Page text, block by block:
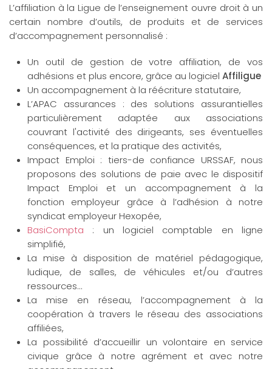
L’affiliation à la Ligue de l’enseignement ouvre droit à un
certain nombre d’outils, de produits et de services
d’accompagnement personnalisé :
Un outil de gestion de votre affiliation, de vos
adhésions et plus encore, grâce au logiciel Affiligue
Un accompagnement à la réécriture statutaire,
L’APAC assurances : des solutions assurantielles
particulièrement adaptée aux associations
couvrant l'activité des dirigeants, ses éventuelles
conséquences, et la pratique des activités,
Impact Emploi : tiers-de confiance URSSAF, nous
proposons des solutions de paie avec le dispositif
Impact Emploi et un accompagnement à la
fonction employeur grâce à l’adhésion à notre
syndicat employeur Hexopée,
BasiCompta : un logiciel comptable en ligne
simplifié,
La mise à disposition de matériel pédagogique,
ludique, de salles, de véhicules et/ou d’autres
ressources…
La mise en réseau, l’accompagnement à la
coopération à travers le réseau des associations
affiliées,
La possibilité d’accueillir un volontaire en service
civique grâce à notre agrément et avec notre